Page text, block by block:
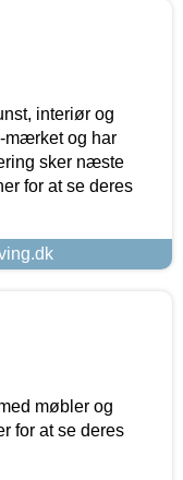
interiør og
mærket og har
sker næste
for at se deres
møbler og
for at se deres